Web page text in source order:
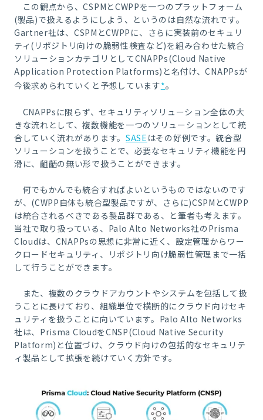
この観点から、CSPMとCWPPを一つのプラットフォーム
(製品)で扱えるようにしよう、というのは自然な流れです。
Gartner社は、CSPMとCWPPに、さらに実装前のセキュリ
ティ(リポジトリ向けの脆弱性検査など)を組み合わせた統合
ソリューションカテゴリとしてCNAPPs(Cloud Native
Application Protection Platforms)と名付け、CNAPPsが
今後求められていくと予想しています*。
CNAPPsに限らず、セキュリティソリューション全体の大
きな流れとして、複数機能を一つのソリューションとして統
合していく流れがあります。 SASE はその好例です。統合型
ソリューションを扱うことで、必要なセキュリティ機能を円
滑に、齟齬の無い形で扱うことができます。
何でもかんでも統合すればよいというものではないのです
が、(CWPP自体も統合型製品ですが、さらに)CSPMとCWPP
は統合されるべきである製品群である、と筆者も考えます。
当社で取り扱っている、Palo Alto Networks社のPrisma
Cloudは、CNAPPsの思想に非常に近く、設定管理からワー
クロードセキュリティ、リポジトリ向け脆弱性管理まで一括
して行うことができます。
また、複数のクラウドアカウントやシステムを包括して扱
うことに長けており、組織単位で横断的にクラウド向けセキ
ュリティを扱うことに向いています。Palo Alto Networks
社は、Prisma CloudをCNSP(Cloud Native Security
Platform)と位置づけ、クラウド向けの包括的なセキュリテ
ィ製品として拡張を続けていく方針です。